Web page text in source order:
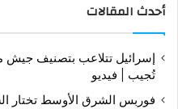
أحدث المقالات
إسرائيل تتلاعب بتصنيف جيش
تُجيب | فيديو
فوربس الشرق الأوسط تختار